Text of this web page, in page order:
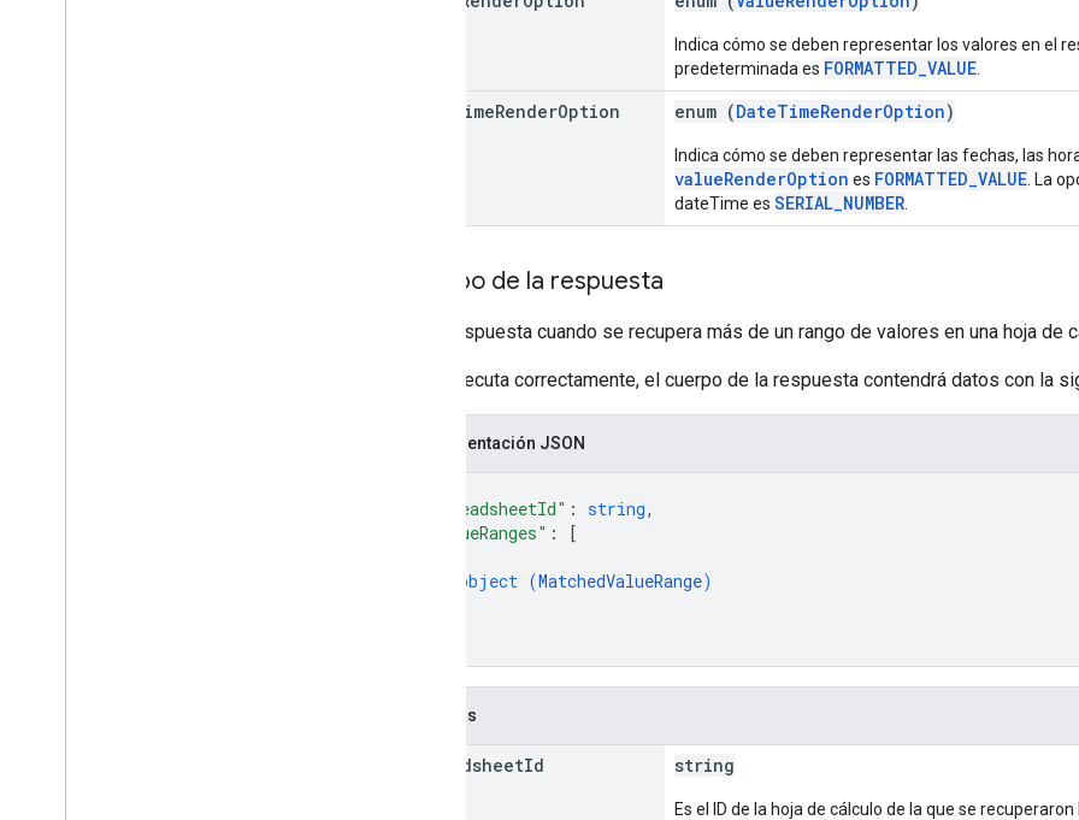
Indica cómo se deben representar los valores en el
predeterminada es FORMATTED_VALUE
TimeRenderOption enum (DateTimeRenderOption)
Indica cómo se deben representar las fechas, las
valueRenderOption es FORMATTED_VALUE . La
dateTime es SERIAL_NUMBER
Cuerpo de la respuesta
Es la respuesta cuando se recupera más de un rango de valores en una hoja de
Si se ejecuta correctamente, el cuerpo de la respuesta contendrá datos con la
Representación JSON
"spreadsheetId" : string,
"valueRanges" :
[
object (MatchedValueRange)
Campos
spreadsheetId string
Es el ID de la hoja de cálculo de la que se recuperaron